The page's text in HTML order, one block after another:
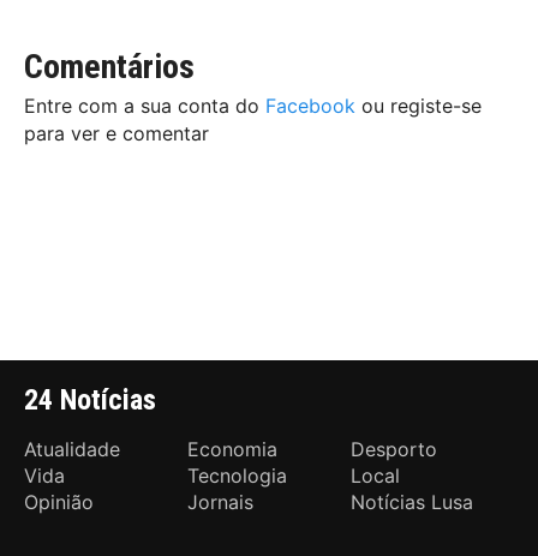
Comentários
Entre com a sua conta do Facebook ou registe-se
para ver e comentar
24 Notícias
Atualidade Economia
Desporto
Vida
Tecnologia
Local
Opinião
Jornais Notícias Lusa